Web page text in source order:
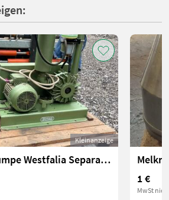
Kleinanzeige
Melkmaschinenpumpe Westfalia Separator RPS 300
1 €
MwSt